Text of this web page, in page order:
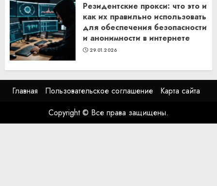
Резидентские прокси: что это и
как их правильно использовать
для обеспечения безопасности
и анонимности в интернете
29.01.2026
Главная Пользовательское соглашение
Карта сайта
Copyright © Все права защищены.